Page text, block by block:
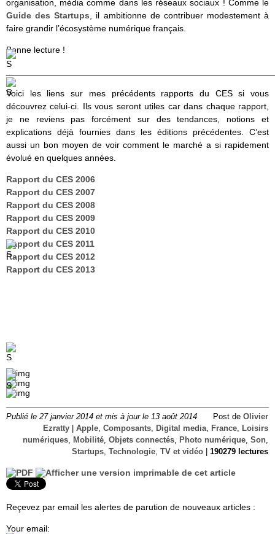
organisation, média comme dans les réseaux sociaux ! Comme le
Guide des Startups, il ambitionne de contribuer modestement à
faire grandir l’écosystème numérique français.
Bonne lecture !
Voici les liens sur mes précédents rapports du CES si vous
découvrez celui-ci. Ils vous seront utiles car dans chaque rapport,
je ne reviens pas forcément sur des tendances, notions et
explications déjà fournies dans les éditions précédentes. C’est
aussi un bon moyen de voir comment le marché a si rapidement
évolué en quelques années.
Rapport du CES 2006
Rapport du CES 2007
Rapport du CES 2008
Rapport du CES 2009
Rapport du CES 2010
Rapport du CES 2011
Rapport du CES 2012
Rapport du CES 2013
Publié le 27 janvier 2014 et mis à jour le 13 août 2014 Post de Olivier
Ezratty
Apple Composants Digital media France
Loisirs
numériques
Mobilité Objets connectés Photo numérique Son
Startups Technologie TV et vidéo 190279 lectures
Reçevez par email les alertes de parution de nouveaux articles :
Your email: